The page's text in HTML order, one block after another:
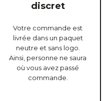
discret
Votre commande est
livrée dans un paquet
neutre et sans logo.
Ainsi, personne ne saura
où vous avez passé
commande.